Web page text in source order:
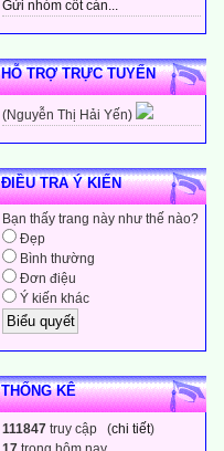
Gửi nhóm cốt cán...
HỖ TRỢ TRỰC TUYẾN
(Nguyễn Thị Hải Yến)
ĐIỀU TRA Ý KIẾN
Bạn thấy trang này như thế nào?
Đẹp
Bình thường
Đơn điệu
Ý kiến khác
THỐNG KÊ
111847 truy cập (chi tiết)